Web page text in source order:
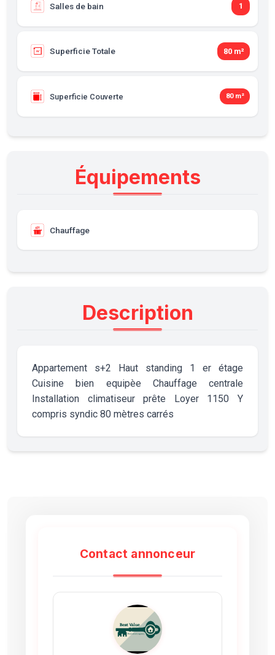
Salles de bain 1
Superficie Totale 80 m²
Superficie Couverte 80 m²
Équipements
Chauffage
Description
Appartement s+2 Haut standing 1 er étage
Cuisine bien equipèe Chauffage centrale
Installation climatiseur prête Loyer 1150 Y
compris syndic 80 mètres carrés
Contact annonceur